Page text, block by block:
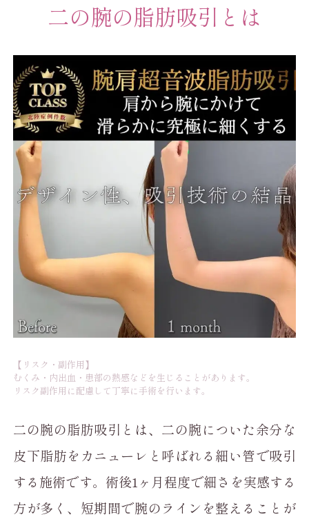
二の腕の脂肪吸引とは
【リスク・副作用】
むくみ・内出血・患部の熱感などを生じることがあります。
リスク副作用に配慮して丁寧に手術を行います。
二の腕の脂肪吸引とは、二の腕についた余分な
皮下脂肪をカニューレと呼ばれる細い管で吸引
する施術です。術後1ヶ月程度で細さを実感する
方が多く、短期間で腕のラインを整えることが